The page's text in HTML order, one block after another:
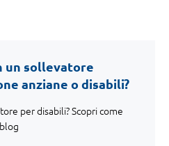
un sollevatore
anziane o disabili?
per disabili? Scopri come